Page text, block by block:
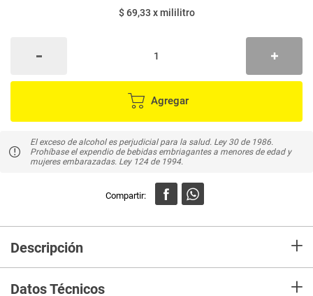
$ 69,33 xmililitro
Agregar
El exceso de alcohol es perjudicial para la salud. Ley 30 de 1986.
Prohíbase el expendio de bebidas embriagantes a menores de edad y
mujeres embarazadas. Ley 124 de 1994.
Descripción +
vino de color morado oscuro con reflejos intensos. Su aroma es fresco a
moras y grosellas negras,mezcladas con notas especiadas como tabaco
Datos Técnicos +